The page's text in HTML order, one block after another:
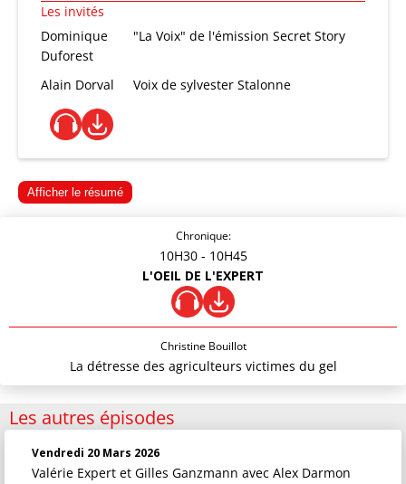
Les invités
Dominique
Duforest
"La Voix" de l'émission Secret Story
Alain Dorval Voix de sylvester Stalonne
Afficher le résumé
Chronique:
10H30 - 10H45
L'OEIL DE L'EXPERT
Christine Bouillot
La détresse des agriculteurs victimes du gel
Les autres épisodes
Vendredi 20 Mars 2026
Valérie Expert et Gilles Ganzmann avec Alex Darmon